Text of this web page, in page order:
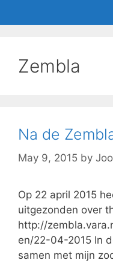
Zembla
Na de
May 9, 2015 by
Op 22 april 2015
uitgezonden over
http://
en/22-04-2015 In
samen met mijn